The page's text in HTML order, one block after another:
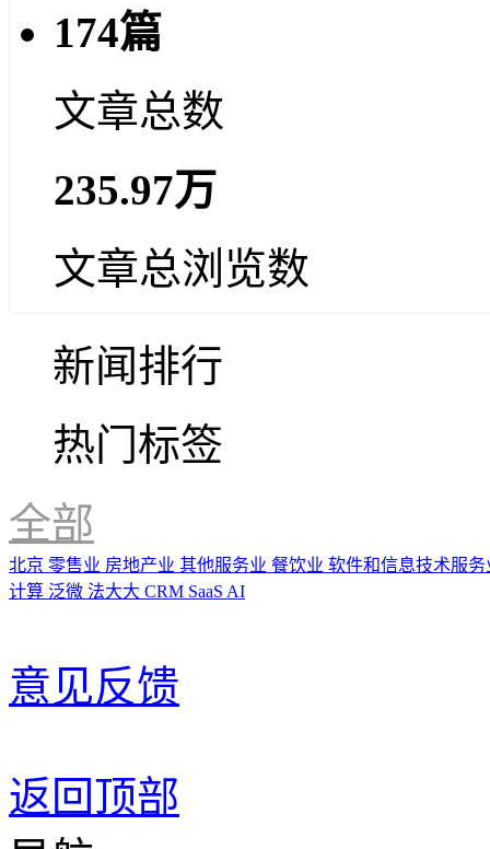
174篇
文章总数
235.97万
文章总浏览数
新闻排行
热门标签
全部
北京 零售业 房地产业 其他服务业 餐饮业 软件和信息技术服
计算 泛微 法大大 CRM SaaS AI
意见反馈
返回顶部